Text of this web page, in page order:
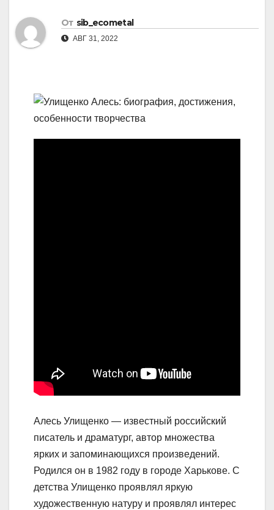
От sib_ecometal
АВГ 31, 2022
Алесь Улищенко — известный российский
писатель и драматург, автор множества
ярких и запоминающихся произведений.
Родился он в 1982 году в городе Харькове. С
детства Улищенко проявлял яркую
художественную натуру и проявлял интерес